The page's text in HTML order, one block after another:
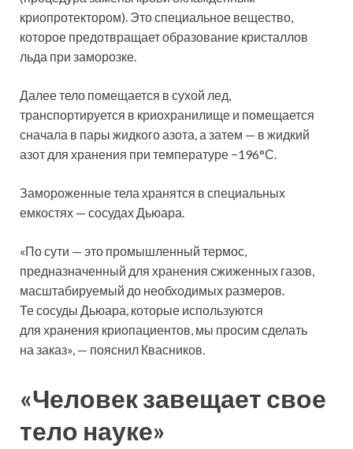
криопротектором). Это специальное вещество,
которое предотвращает образование кристаллов
льда при заморозке.
Далее тело помещается в сухой лед,
транспортируется в криохранилище и помещается
сначала в пары жидкого азота, а затем — в жидкий
азот для хранения при температуре −196°С.
Замороженные тела хранятся в специальных
емкостях — сосудах Дьюара.
«По сути — это промышленный термос,
предназначенный для хранения сжиженных газов,
масштабируемый до необходимых размеров.
Те сосуды Дьюара, которые используются
для хранения криопациентов, мы просим сделать
на заказ», — пояснил Квасников.
«Человек завещает свое
тело науке»